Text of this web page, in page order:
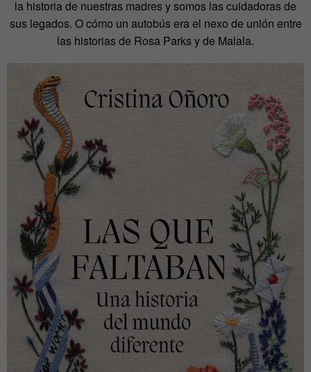
la historia de nuestras madres y somos las cuidadoras de
sus legados. O cómo un autobús era el nexo de unión entre
las historias de Rosa Parks y de Malala.